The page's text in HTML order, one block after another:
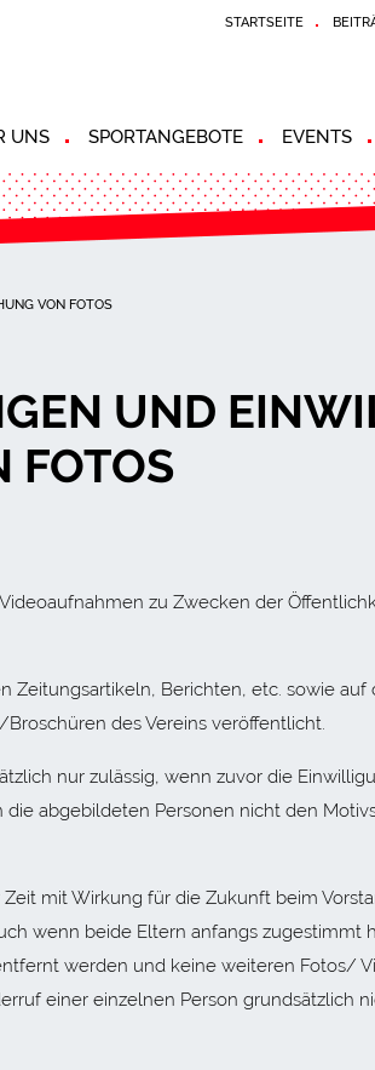
STARTSEITE
UNS SPORTANGEBOTE EVENTS
VON FOTOS
UND
FOTOS
zu Zwecken der
Berichten, etc. sowie
des Vereins veröffentlicht.
nur zulässig, wenn zuvor die
abgebildeten Personen nicht den
mit Wirkung für die Zukunft beim
wenn beide Eltern anfangs zugestimmt
werden und keine weiteren Fotos/
einer einzelnen Person grundsätzlich